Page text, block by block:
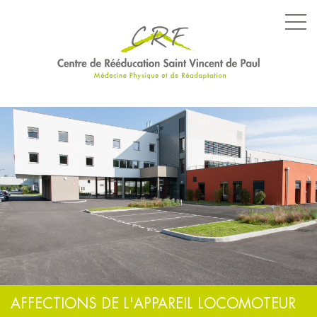
LE CENTRE
LES SERVICES
LES ÉQUIPEMENTS
PARCOURS SPÉCIFIQUES
NOS ENGAGEMENTS
AFFECTIONS DE L'APPAREIL LOCOMOTEUR